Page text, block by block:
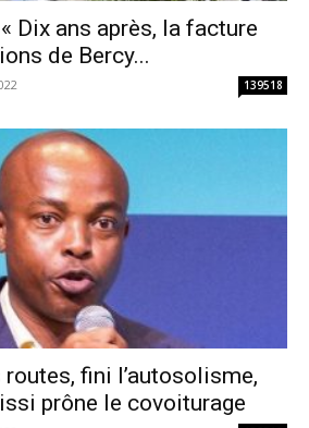
Dix ans après, la facture
de Bercy...
139518
fini l’autosolisme,
prône le covoiturage